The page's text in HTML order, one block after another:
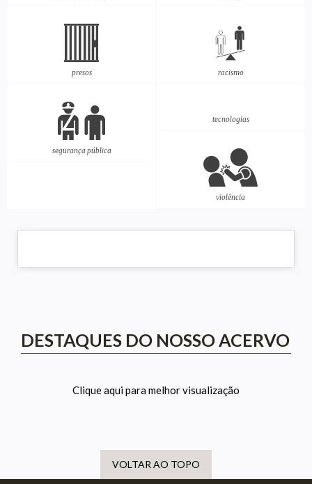
presos racismo
segurança pública
tecnologias
violência
DESTAQUES DO NOSSO ACERVO
Clique aqui para melhor visualização
VOLTAR AO TOPO